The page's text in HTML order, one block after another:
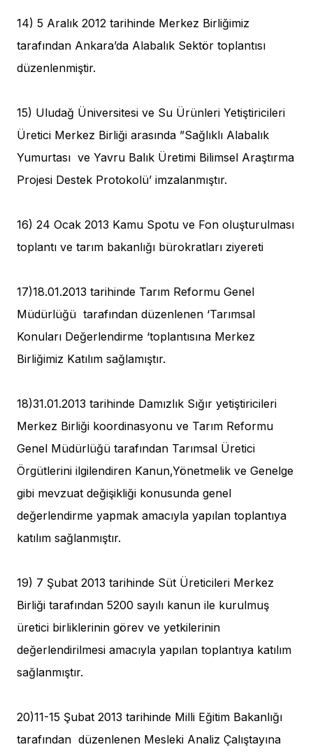
14) 5 Aralık 2012 tarihinde Merkez Birliğimiz
tarafından Ankara’da Alabalık Sektör toplantısı
düzenlenmiştir.
15) Uludağ Üniversitesi ve Su Ürünleri Yetiştiricileri
Üretici Merkez Birliği arasında ”Sağlıklı Alabalık
Yumurtası ve Yavru Balık Üretimi Bilimsel Araştırma
Projesi Destek Protokolü’ imzalanmıştır.
16) 24 Ocak 2013 Kamu Spotu ve Fon oluşturulması
toplantı ve tarım bakanlığı bürokratları ziyereti
17)18.01.2013 tarihinde Tarım Reformu Genel
Müdürlüğü tarafından düzenlenen ‘Tarımsal
Konuları Değerlendirme ‘toplantısına Merkez
Birliğimiz Katılım sağlamıştır.
18)31.01.2013 tarihinde Damızlık Sığır yetiştiricileri
Merkez Birliği koordinasyonu ve Tarım Reformu
Genel Müdürlüğü tarafından Tarımsal Üretici
Örgütlerini ilgilendiren Kanun,Yönetmelik ve Genelge
gibi mevzuat değişikliği konusunda genel
değerlendirme yapmak amacıyla yapılan toplantıya
katılım sağlanmıştır.
19) 7 Şubat 2013 tarihinde Süt Üreticileri Merkez
Birliği tarafından 5200 sayılı kanun ile kurulmuş
üretici birliklerinin görev ve yetkilerinin
değerlendirilmesi amacıyla yapılan toplantıya katılım
sağlanmıştır.
20)11-15 Şubat 2013 tarihinde Milli Eğitim Bakanlığı
tarafından düzenlenen Mesleki Analiz Çalıştayına